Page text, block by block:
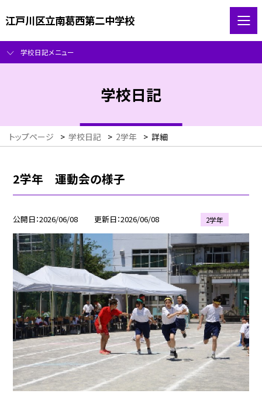
江戸川区立南葛西第二中学校
学校日記メニュー
学校日記
トップページ > 学校日記 > 2学年 > 詳細
2学年 運動会の様子
公開日 2026/06/08 更新日 2026/06/08 2学年